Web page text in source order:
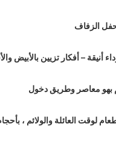
الزفاف
لوقت العائلة والولائم ،